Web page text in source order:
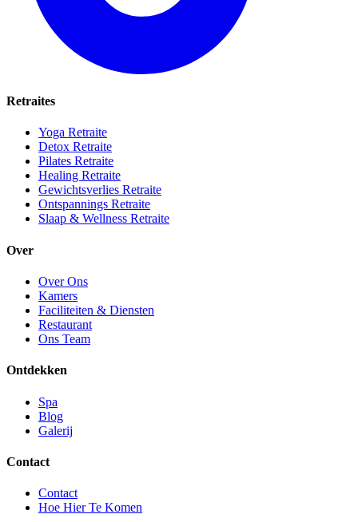
Retraites
Yoga Retraite
Detox Retraite
Pilates Retraite
Healing Retraite
Gewichtsverlies Retraite
Ontspannings Retraite
Slaap & Wellness Retraite
Over
Over Ons
Kamers
Faciliteiten & Diensten
Restaurant
Ons Team
Ontdekken
Spa
Blog
Galerij
Contact
Contact
Hoe Hier Te Komen